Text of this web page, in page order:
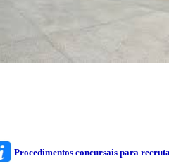
Procedimentos concursais para